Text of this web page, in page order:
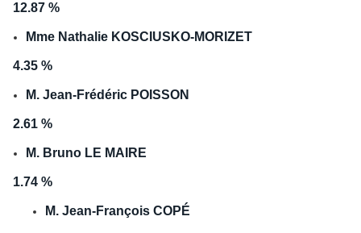
12.87 %
Mme Nathalie KOSCIUSKO-MORIZET
4.35 %
M. Jean-Frédéric POISSON
2.61 %
M. Bruno LE MAIRE
1.74 %
M. Jean-François COPÉ